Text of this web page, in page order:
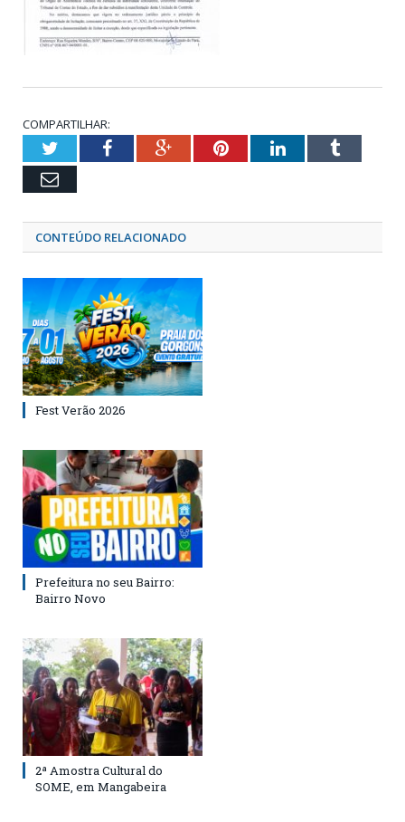
COMPARTILHAR:
TwitterFacebookGoogle+PinterestLinkedInTumblr
Email
CONTEÚDO RELACIONADO
Fest Verão 2026
Prefeitura no seu Bairro:
Bairro Novo
2ª Amostra Cultural do
SOME, em Mangabeira